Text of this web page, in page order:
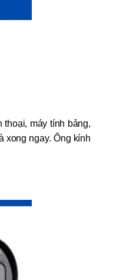
máy tính bảng,
xong ngay. Ống kính